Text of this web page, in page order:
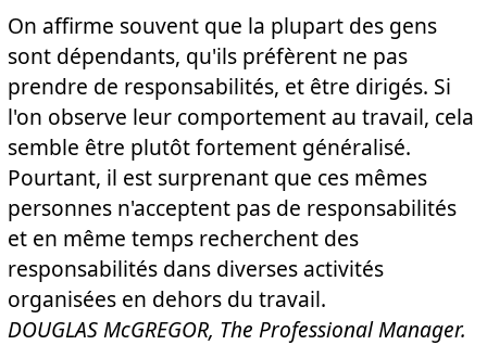
On affirme souvent que la plupart des gens
sont dépendants, qu'ils préfèrent ne pas
prendre de responsabilités, et être dirigés. Si
l'on observe leur comportement au travail, cela
semble être plutôt fortement généralisé.
Pourtant, il est surprenant que ces mêmes
personnes n'acceptent pas de responsabilités
et en même temps recherchent des
responsabilités dans diverses activités
organisées en dehors du travail.
DOUGLAS McGREGOR, The Professional Manager.